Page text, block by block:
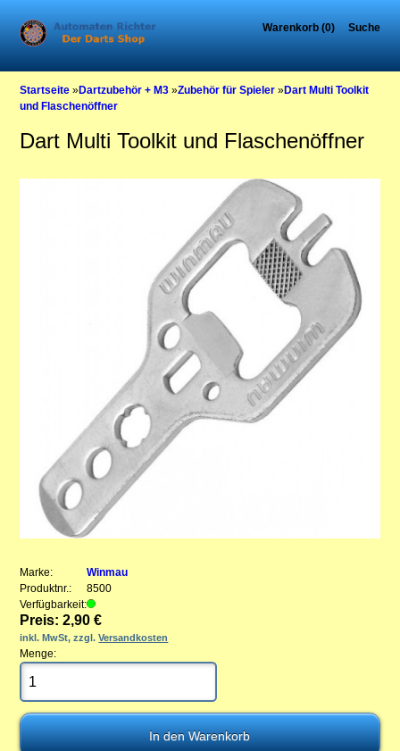
Warenkorb (0) Suche
Startseite »Dartzubehör + M3 »Zubehör für Spieler »Dart Multi Toolkit
und Flaschenöffner
Dart Multi Toolkit und Flaschenöffner
Marke:
Winmau
Produktnr.:
8500
Verfügbarkeit:
Preis: 2,90 €
inkl. MwSt, zzgl.Versandkosten
Menge: